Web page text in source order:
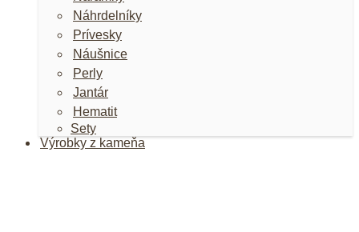
Náhrdelníky
Prívesky
Náušnice
Perly
Jantár
Hematit
Sety
Výrobky z kameňa